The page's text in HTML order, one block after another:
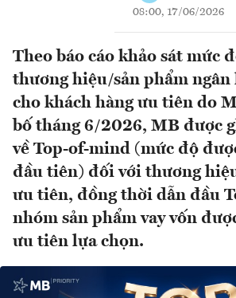
08:00, 17/06/2026
Theo báo cáo khảo sát mức
thương hiệu/sản phẩm ngân
cho khách hàng ưu tiên do
bố tháng 6/2026, MB được
về Top-of-mind (mức độ
đầu tiên) đối với thương
ưu tiên, đồng thời dẫn đầu
nhóm sản phẩm vay vốn
ưu tiên lựa chọn.